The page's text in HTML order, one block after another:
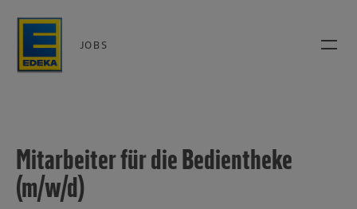
JOBS
Mitarbeiter für die Bedientheke
(m/w/d)